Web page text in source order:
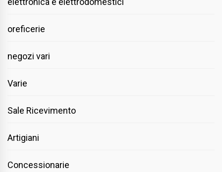
oreficerie
negozi vari
Varie
Sale Ricevimento
Artigiani
Concessionarie